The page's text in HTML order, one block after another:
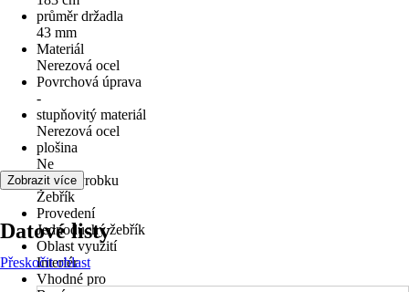
průměr držadla
43 mm
Materiál
Nerezová ocel
Povrchová úprava
-
stupňovitý materiál
Nerezová ocel
plošina
Ne
Druh výrobku
Žebřík
Provedení
Jednoduchý žebřík
Oblast využití
Interiér
Vhodné pro
Zobrazit více
Datové listy
Přeskočit oblast